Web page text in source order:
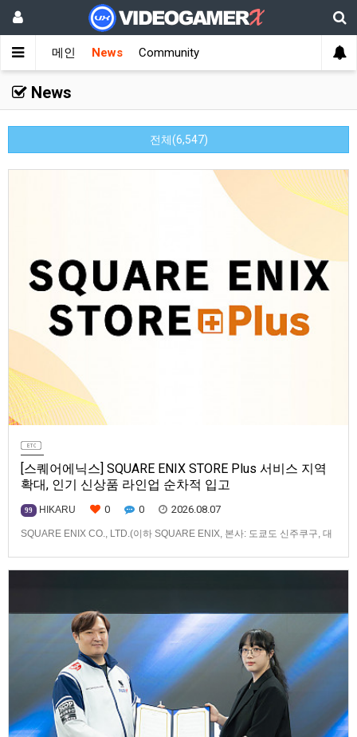
메인 News Community
News
전체(6,547)
[스퀘어에닉스] SQUARE ENIX STORE Plus 서비스 지역
확대, 인기 신상품 라인업 순차적 입고
99 HIKARU 0 0 2026.08.07
SQUARE ENIX CO., LTD.(이하 SQUARE ENIX, 본사: 도쿄도 신주쿠구, 대